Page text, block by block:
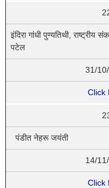
इंदिरा गांधी पुण्यतिथी, राष्ट्रीय
पटेल
31/
Click
पंडीत नेहरू जयंती
14/
Click